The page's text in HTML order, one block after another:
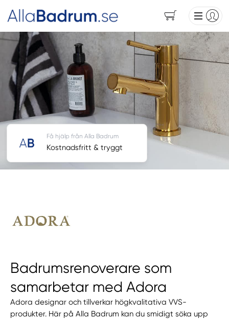
Badrumsrenoverare som
samarbetar med Adora
Adora designar och tillverkar högkvalitativa VVS-
produkter. Här på Alla Badrum kan du smidigt söka upp
Få hjälp från Alla Badrum
Kostnadsfritt & tryggt